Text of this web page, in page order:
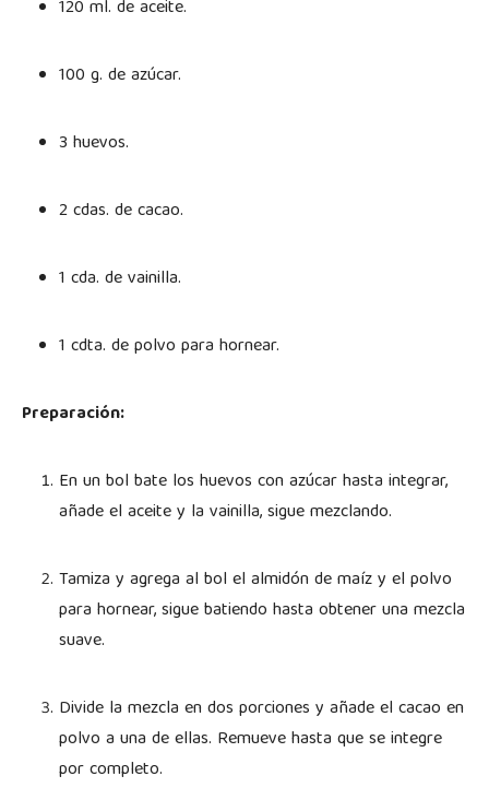
120 ml. de aceite.
100 g. de azúcar.
3 huevos.
2 cdas. de cacao.
1 cda. de vainilla.
1 cdta. de polvo para hornear.
Preparación:
En un bol bate los huevos con azúcar hasta integrar,
añade el aceite y la vainilla, sigue mezclando.
Tamiza y agrega al bol el almidón de maíz y el polvo
para hornear, sigue batiendo hasta obtener una mezcla
suave.
Divide la mezcla en dos porciones y añade el cacao en
polvo a una de ellas. Remueve hasta que se integre
por completo.